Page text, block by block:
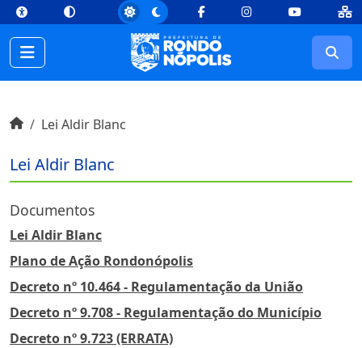
topConteúdo [1] Menu Principal [2] Busca [3] Rodapé [4]
FacebookInstagramYoutube
Início do conteúdo
InícioLei Aldir Blanc
Início do conteúdo
Lei Aldir Blanc
Documentos
Lei Aldir Blanc
Plano de Ação Rondonópolis
Decreto nº 10.464 - Regulamentação da União
Decreto nº 9.708 - Regulamentação do Município
Decreto nº 9.723 (ERRATA)